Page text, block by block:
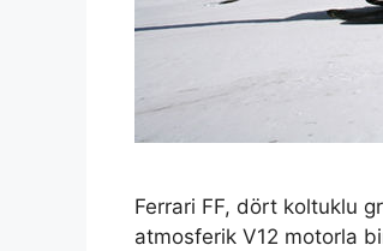
Ferrari FF, dört koltuklu
atmosferik V12 motorla